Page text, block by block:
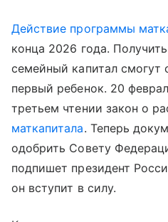
Действие программы
конца 2026 года.
семейный капитал смогут
первый ребенок. 20
третьем чтении закон о
маткапитала. Теперь
одобрить Совету
подпишет президент
он вступит в силу.